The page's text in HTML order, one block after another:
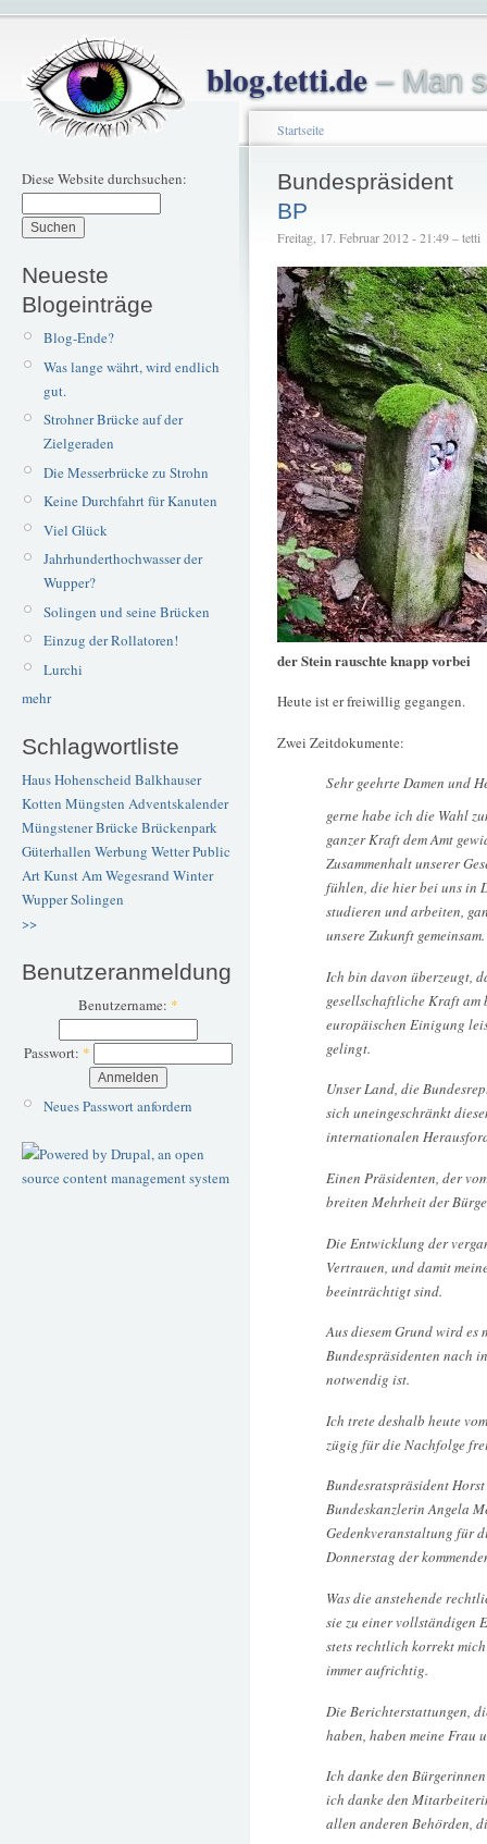
blog.tetti.de– Man
Diese Website durchsuchen:
Neueste
Blogeinträge
Blog-Ende?
Was lange währt, wird endlich
gut.
Strohner Brücke auf der
Zielgeraden
Die Messerbrücke zu Strohn
Keine Durchfahrt für Kanuten
Viel Glück
Jahrhunderthochwasser der
Wupper?
Solingen und seine Brücken
Einzug der Rollatoren!
Lurchi
mehr
Schlagwortliste
Haus Hohenscheid Balkhauser
Kotten Müngsten Adventskalender
Müngstener BrückeBrückenpark
Güterhallen Werbung WetterPublic
ArtKunstAm Wegesrand Winter
WupperSolingen
>>
Benutzeranmeldung
Benutzername: *
Passwort: *
Neues Passwort anfordern
Startseite
Bundespräsident
BP
Freitag, 17. Februar 2012 - 21:49 – tetti
der Stein rauschte knapp vorbei
Heute ist er freiwillig gegangen.
Zwei Zeitdokumente:
Sehr geehrte Damen und
gerne habe ich die Wahl
ganzer Kraft dem Amt
Zusammenhalt unserer
fühlen, die hier bei uns in
studieren und arbeiten,
unsere Zukunft gemeinsam.
Ich bin davon überzeugt,
gesellschaftliche Kraft am
europäischen Einigung
gelingt.
Unser Land, die
sich uneingeschränkt
internationalen
Einen Präsidenten, der
breiten Mehrheit der
Die Entwicklung der
Vertrauen, und damit
beeinträchtigt sind.
Aus diesem Grund wird es
Bundespräsidenten nach
notwendig ist.
Ich trete deshalb heute
zügig für die Nachfolge
Bundesratspräsident
Bundeskanzlerin Angela
Gedenkveranstaltung für
Donnerstag der
Was die anstehende
sie zu einer vollständigen
stets rechtlich korrekt
immer aufrichtig.
Die Berichterstattungen,
haben, haben meine Frau
Ich danke den
ich danke den
allen anderen Behörden,